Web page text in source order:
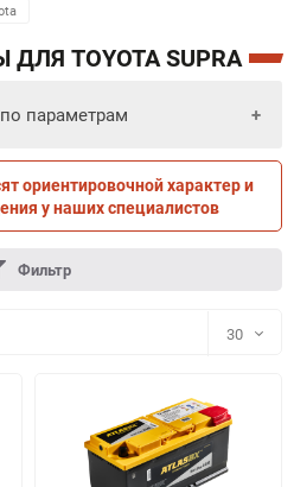
TOYOTA SUPRA
параметрам
ПО ПАРАМЕТРАМ
ориентировочной характер и
у наших специалистов
Фильтр
30
30
60